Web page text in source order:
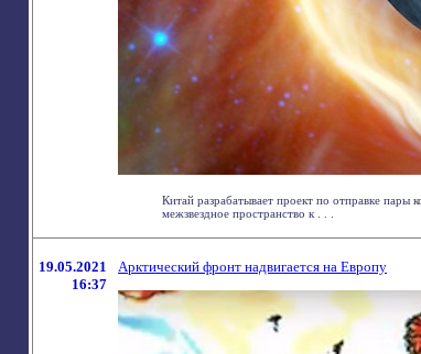
Китай разрабатывает проект по отправке пары
межзвездное пространство к . . .
19.05.2021
16:37
Арктический фронт надвигается на Европу